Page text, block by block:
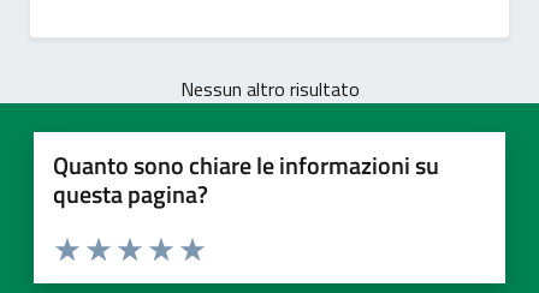
Nessun altro risultato
Quanto sono chiare le informazioni su
questa pagina?
Valuta 5 stelle su 5
Valuta 4 stelle su 5
Valuta 3 stelle su 5
Valuta 2 stelle su 5
Valuta 1 stelle su 5